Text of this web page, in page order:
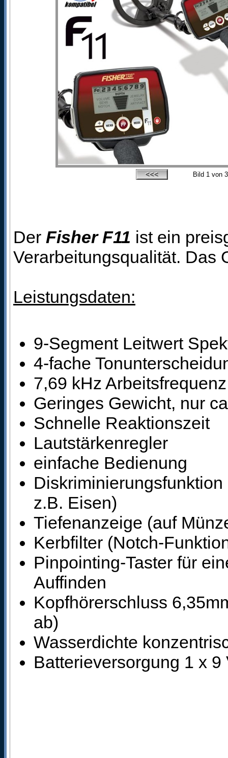
Bild 1 von 3
Der Fisher F11 ist ein
Verarbeitungsqualität. Das
Leistungsdaten:
9-Segment Leitwert
4-fache
7,69 kHz Arbeitsfrequenz
Geringes Gewicht, nur
Schnelle Reaktionszeit
Lautstärkenregler
einfache Bedienung
z.B. Eisen)
Tiefenanzeige (auf
Kerbfilter (Notch-
Pinpointing-Taster für
Auffinden
Kopfhörerschluss
ab)
Wasserdichte
Batterieversorgung 1 x